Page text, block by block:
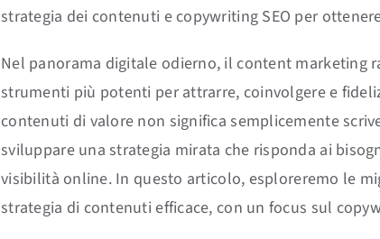
strategia dei contenuti e copywriting SEO per
Nel panorama digitale odierno, il content marketing
strumenti più potenti per attrarre, coinvolgere e
contenuti di valore non significa semplicemente
sviluppare una strategia mirata che risponda ai
visibilità online. In questo articolo, esploreremo le
strategia di contenuti efficace, con un focus sul